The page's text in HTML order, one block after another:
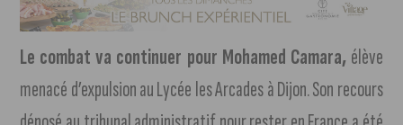
Le combat va continuer pour Mohamed Camara,élève
menacé d’expulsion au Lycée les Arcades à Dijon. Son recours